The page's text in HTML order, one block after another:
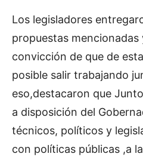
Los legisladores
propuestas
convicción de que de
posible salir trabajando
eso,destacaron que
a disposición del
técnicos, políticos y
con políticas públicas ,a